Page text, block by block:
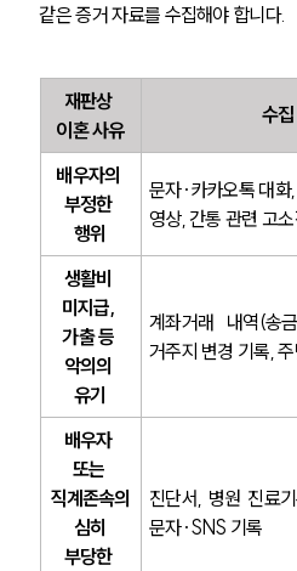
같은 증거 자료를 수집해야 합니다.
재판상
이혼 사유
수
배우자의
부정한
행위
문자·카카오톡 대화
영상, 간통 관련 고
생활비
미지급,
가출 등
악의의
유기
계좌거래 내역(
거주지 변경 기록,
배우자
또는
직계존속의
심히
부당한
진단서, 병원 진료
문자·SNS 기록